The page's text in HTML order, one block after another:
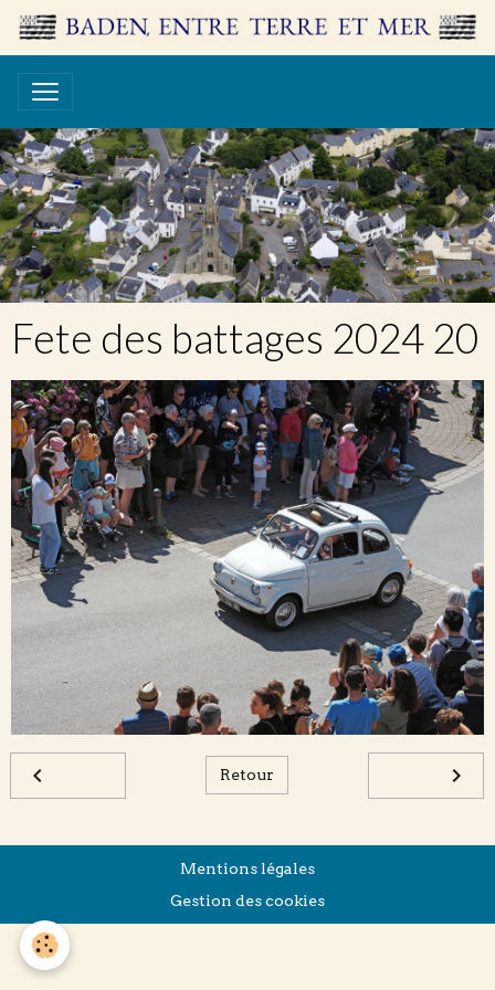
Fete des battages 2024 20
Retour
Mentions légales
Gestion des cookies